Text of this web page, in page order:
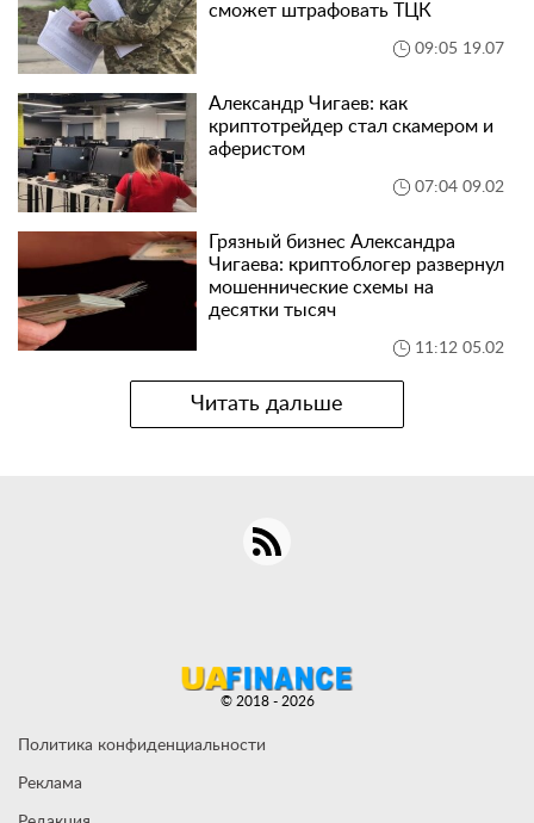
сможет штрафовать ТЦК
09:05 19.07
Александр Чигаев: как
криптотрейдер стал скамером и
аферистом
07:04 09.02
Грязный бизнес Александра
Чигаева: криптоблогер развернул
мошеннические схемы на
десятки тысяч
11:12 05.02
Читать дальше
Политика конфиденциальности
Реклама
© 2018 - 2026